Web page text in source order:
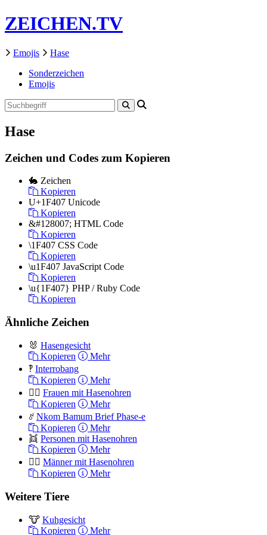
ZEICHEN.TV
Emojis
Hase
Sonderzeichen
Emojis
Hase
Zeichen und Codes zum Kopieren
🐇 Zeichen
Kopieren
U+1F407 Unicode
Kopieren
&#128007; HTML Code
Kopieren
\1F407 CSS Code
Kopieren
\u1F407 JavaScript Code
Kopieren
\u{1F407} PHP / Ruby Code
Kopieren
Ähnliche Zeichen
🐰 Hasengesicht
Kopieren
Mehr
‽ Interrobang
Kopieren
Mehr
👯‍♀️ Frauen mit Hasenohren
Kopieren
Mehr
𖦨 Nkom Bamum Brief Phase-e
Kopieren
Mehr
👯 Personen mit Hasenohren
Kopieren
Mehr
👯‍♂️ Männer mit Hasenohren
Kopieren
Mehr
Weitere Tiere
🐮 Kuhgesicht
Kopieren
Mehr